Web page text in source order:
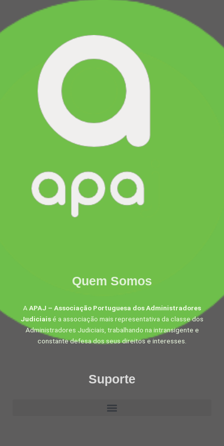
Quem Somos
AAPAJ – Associação Portuguesa dos Administradores
Judiciaisé a associação mais representativa da classe dos
Administradores Judiciais, trabalhando na intransigente e
constante defesa dos seus direitos e interesses.
Suporte